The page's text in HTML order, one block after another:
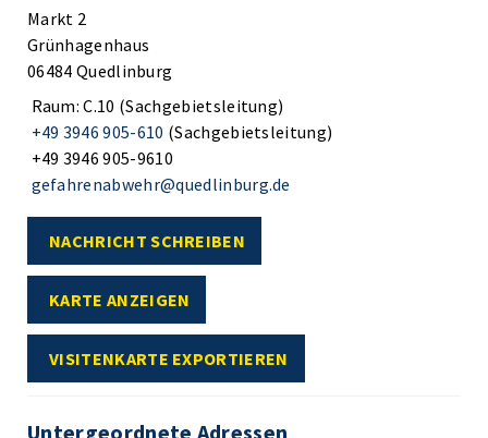
Markt 2
Grünhagenhaus
06484 Quedlinburg
Raum: C.10 (Sachgebietsleitung)
+49 3946 905-610 (Sachgebietsleitung)
+49 3946 905-9610
gefahrenabwehr@quedlinburg.de
NACHRICHT SCHREIBEN
KARTE ANZEIGEN
VISITENKARTE EXPORTIEREN
Untergeordnete Adressen